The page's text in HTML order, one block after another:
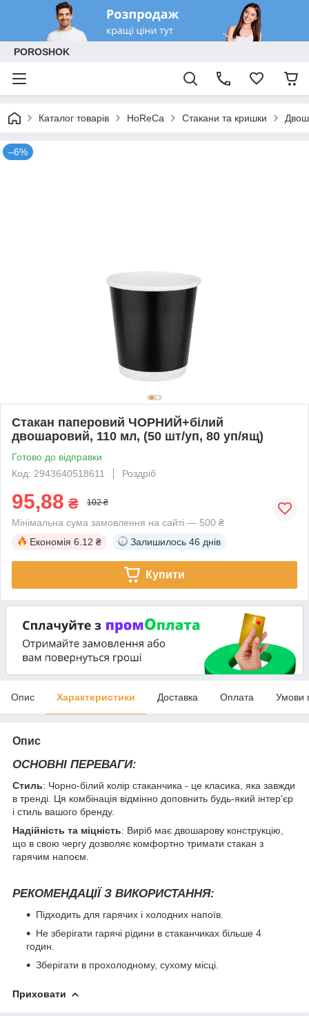
POROSHOK
Каталог товарів HoReCa Стакани та кришки
–6%
Стакан паперовий ЧОРНИЙ+білий
двошаровий, 110 мл, (50 шт/уп, 80 уп/ящ)
Готово до відправки
Код: 2943640518611
Роздріб
95,88 ₴ 102 ₴
Мінімальна сума замовлення на сайті — 500 ₴
Економія 6.12 ₴ Залишилось 46 днів
Купити
Опис Характеристики Доставка Оплата Умови
Опис
ОСНОВНІ ПЕРЕВАГИ:
Стиль: Чорно-білий колір стаканчика - це класика, яка завжди
в тренді. Ця комбінація відмінно доповнить будь-який інтер'єр
і стиль вашого бренду.
Надійність та міцність: Виріб має двошарову конструкцію,
що в свою чергу дозволяє комфортно тримати стакан з
гарячим напоєм.
РЕКОМЕНДАЦІЇ З ВИКОРИСТАННЯ:
Підходить для гарячих і холодних напоїв.
Не зберігати гарячі рідини в стаканчиках більше 4
годин.
Зберігати в прохолодному, сухому місці.
Приховати